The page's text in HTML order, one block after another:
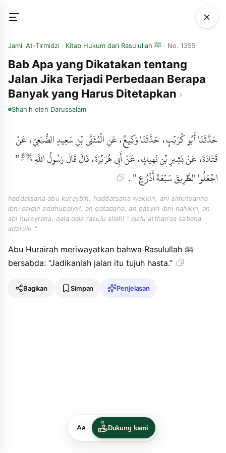
Jami' At-Tirmidzi · Kitab Hukum dari Rasulullah ﷺ · No. 1355
Bab Apa yang Dikatakan tentang
Jalan Jika Terjadi Perbedaan Berapa
Banyak yang Harus Ditetapkan
Shahih oleh Darussalam
حَدَّثَنَا أَبُو كُرَيْبٍ، حَدَّثَنَا وَكِيعٌ، عَنِ الْمُثَنَّى بْنِ سَعِيدٍ الضُّبَعِيِّ، عَنْ
قَتَادَةَ، عَنْ بَشِيرِ بْنِ نَهِيكٍ، عَنْ أَبِي هُرَيْرَةَ، قَالَ قَالَ رَسُولُ اللَّهِ ﷺ "
اجْعَلُوا الطَّرِيقَ سَبْعَةَ أَذْرُعٍ " .
haddatsana abu kuraybin, haddatsana wakiun, ani almutsanna
ibni saidin addhubaiyyi, an qatadaha, an basyiri ibni nahikin, an
abi hurayraha, qala qala rasulu allahi " ajalu atthariqa sabaha
adzruin ".
Abu Hurairah meriwayatkan bahwa Rasulullah ﷺ
bersabda: “Jadikanlah jalan itu tujuh hasta.”
Bagikan Simpan Penjelasan
Dukung kami